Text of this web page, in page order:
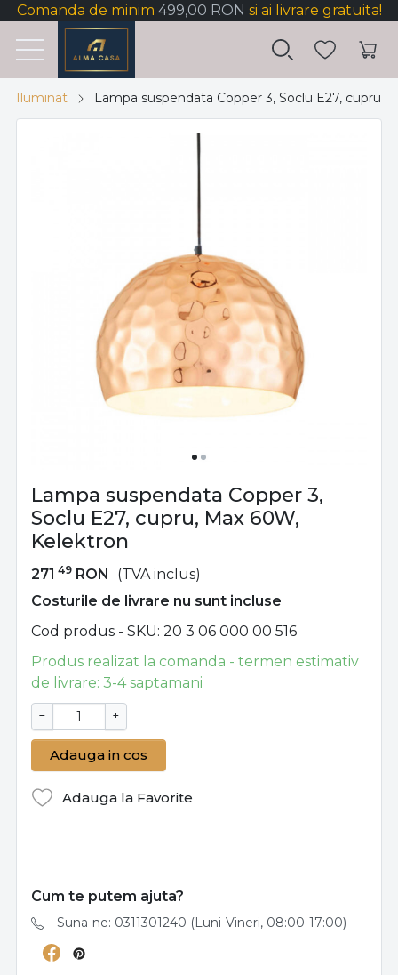
Comanda de minim 499,00 RON si ai livrare gratuita!
Iluminat Lampa suspendata Copper 3, Soclu E27, cupru,
Lampa suspendata Copper 3,
Soclu E27, cupru, Max 60W,
Kelektron
271 49 RON
(TVA inclus)
Costurile de livrare nu sunt incluse
Cod produs - SKU 20 3 06 000 00 516
Produs realizat la comanda - termen estimativ
de livrare: 3-4 saptamani
− +
Adauga in cos
Adauga la Favorite
Cum te putem ajuta?
Suna-ne: 0311301240 (Luni-Vineri, 08:00-17:00)